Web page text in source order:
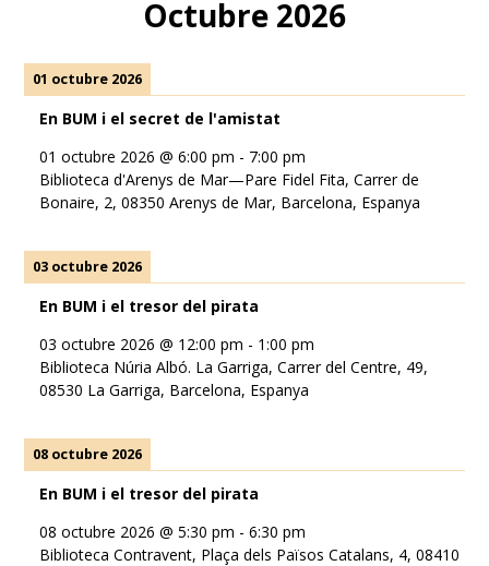
Octubre 2026
01 octubre 2026
En BUM i el secret de l'amistat
01 octubre 2026 @6:00 pm - 7:00 pm
Biblioteca d'Arenys de Mar—Pare Fidel Fita, Carrer de
Bonaire, 2, 08350 Arenys de Mar, Barcelona, Espanya
03 octubre 2026
En BUM i el tresor del pirata
03 octubre 2026 @ 12:00 pm - 1:00 pm
Biblioteca Núria Albó. La Garriga, Carrer del Centre, 49,
08530 La Garriga, Barcelona, Espanya
08 octubre 2026
En BUM i el tresor del pirata
08 octubre 2026 @5:30 pm -6:30 pm
Biblioteca Contravent, Plaça dels Països Catalans, 4, 08410